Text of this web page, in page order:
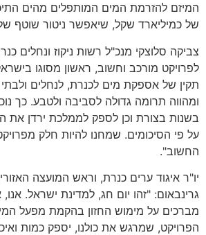
המיזם להזרמת המים המותפלים מהים
של כמיליארד שקל, שיאפשר ניטור שוטף
צביקה סלוצקי מנכ"ל רשות ניקוז ונחלים
לפרויקט מורכב וחשוב, ראשון מסוגו
תקין של אספקת מים לכנרת, לנחלים
ומהווה תרומה גדולה לסביבה ולטבע. כך
בשנות בצורת וכן לספק לממלכת ירדן את
על פי הסיכומים. שמחנו להיות חלק
החשוב".
יו"ר איגוד ערים כנרת, וראש המועצה
גרינבאום: "זהו יום חג, למדינת ישראל. אנו,
מברכים על מימוש החזון בהקמת מפעל
הפרויקט, שמרגש את כולנו, יספק כמות